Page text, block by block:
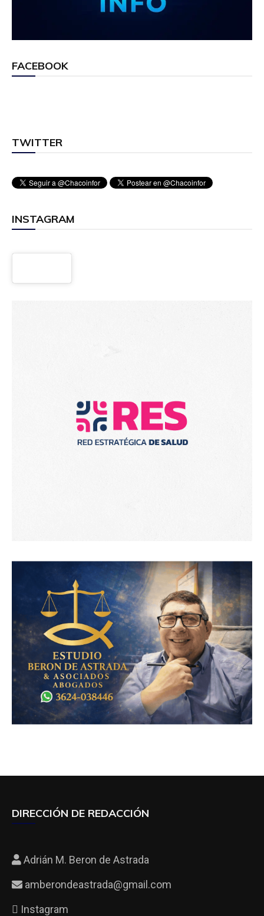
FACEBOOK
TWITTER
INSTAGRAM
DIRECCIÓN DE REDACCIÓN
Adrián M. Beron de Astrada
amberondeastrada@gmail.com
Instagram